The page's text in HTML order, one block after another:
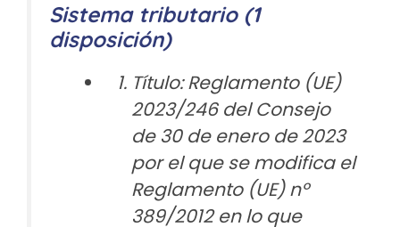
Sistema tributario (1
disposición)
Título: Reglamento (UE)
2023/246 del Consejo
de 30 de enero de 2023
por el que se modifica el
Reglamento (UE) nº
389/2012 en lo que